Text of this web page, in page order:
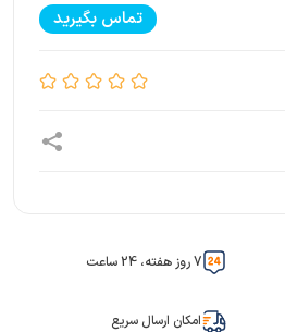
تماس بگیرید
7 روز هفته، 24 ساعت
امکان ارسال سریع